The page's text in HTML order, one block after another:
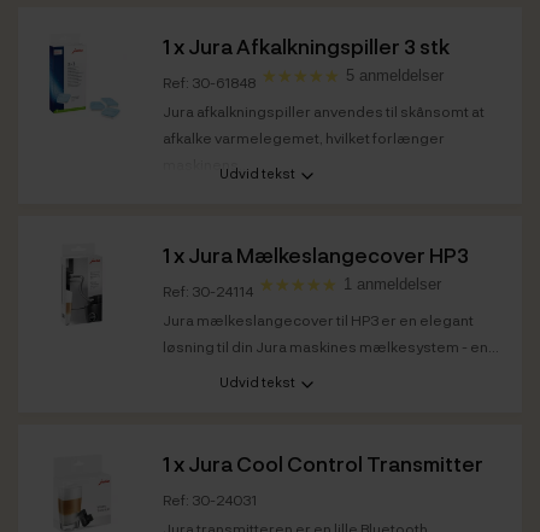
1 xJura Afkalkningspiller 3 stk
Ref: 30-61848 5 anmeldelser
Jura afkalkningspiller anvendes til skånsomt at
afkalke varmelegemet, hvilket forlænger
maskinens...
Udvid tekst
1 xJura Mælkeslangecover HP3
Ref: 30-24114 1 anmeldelser
Jura mælkeslangecover til HP3 er en elegant
løsning til din Jura maskines mælkesystem - en...
Udvid tekst
1 xJura Cool Control Transmitter
Ref: 30-24031
Jura transmitteren er en lille Bluetooth